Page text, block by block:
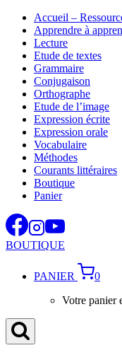
Aller
contenu
Accueil –
Apprendre à
Lecture
Etude de textes
Grammaire
Conjugaison
Orthographe
Etude de l’image
Expression écrite
Expression orale
Vocabulaire
Méthodes
Courants littéraires
Boutique
Panier
BOUTIQUE
PANIER
0
Votre panier